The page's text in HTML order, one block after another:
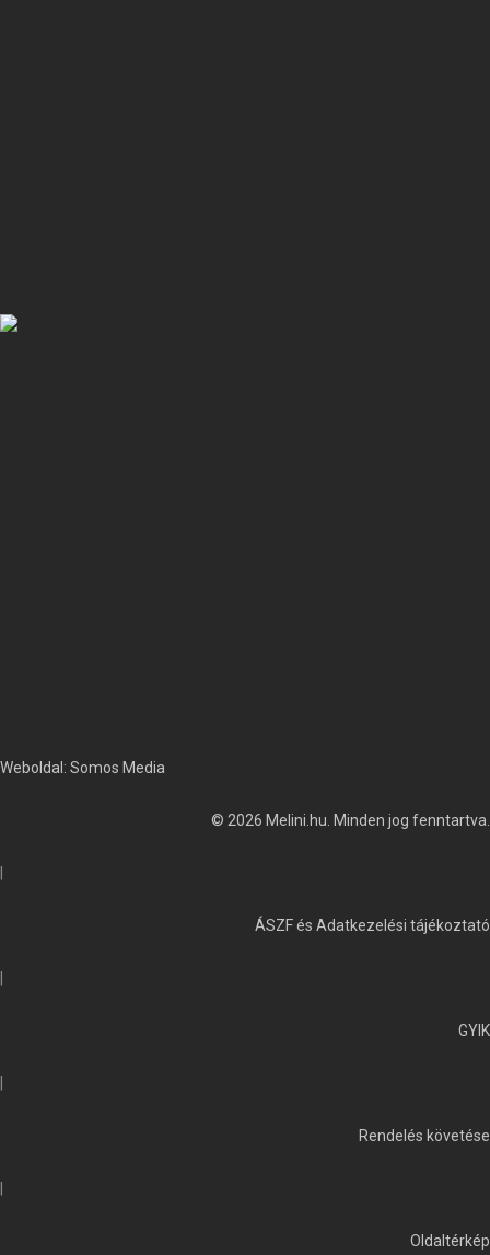
Weboldal: Somos Media
© 2026 Melini.hu. Minden jog fenntartva.
ÁSZF és Adatkezelési tájékoztató
GYIK
Rendelés követése
Oldaltérkép